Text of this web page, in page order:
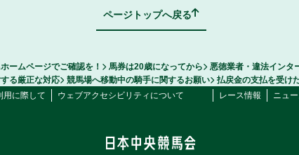
ページトップへ戻る
ームページでご確認を！ 馬券は20歳になってから
悪徳業者・違法インタ
る厳正な対応
競馬場へ移動中の騎手に関するお願い
払戻金の支払を受け
用に際して ウェブアクセシビリティについて レース情報 ニュ